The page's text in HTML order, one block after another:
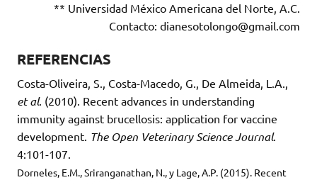
** Universidad México Americana del Norte, A.C.
Contacto: dianesotolongo@gmail.com
REFERENCIAS
Costa-Oliveira, S., Costa-Macedo, G., De Almeida, L.A.,
et al. (2010). Recent advances in understanding
immunity against brucellosis: application for vaccine
development. The Open Veterinary Science Journal.
4:101-107.
Dorneles, E.M., Sriranganathan, N., y Lage, A.P. (2015). Recent